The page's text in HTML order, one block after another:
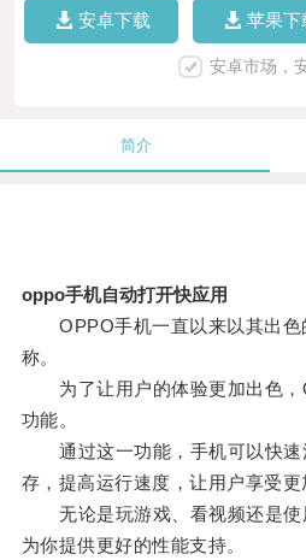
安卓下载 苹果下
安卓市场，
简介
oppo手机自动打开快应用
OPPO手机一直以来以其出色
称。
为了让用户的体验更加出色，
功能。
通过这一功能，手机可以快速
存，提高运行速度，让用户享受更
无论是玩游戏、看视频还是使
为你提供更好的性能支持。